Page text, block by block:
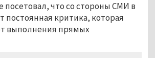
посетовал, что со стороны СМИ в
постоянная критика, которая
выполнения прямых